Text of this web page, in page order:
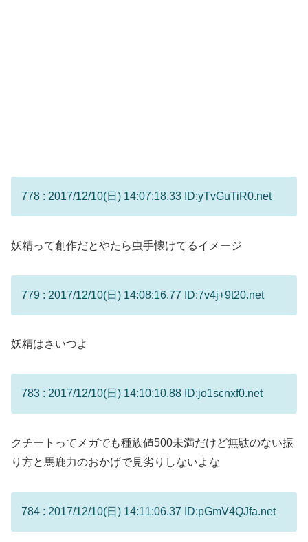
778 : 2017/12/10(日) 14:07:18.33 ID:yTvGuTiR0.net
妖精って創作だとやたら虫手懐けてるイメージ
779 : 2017/12/10(日) 14:08:16.77 ID:7v4j+9t20.net
妖精はさいつよ
783 : 2017/12/10(日) 14:10:10.88 ID:jo1scnxf0.net
クチートってメガでも種族値500未満だけど無駄のない振
り方と馬鹿力のおかげで見劣りしないよな
784 : 2017/12/10(日) 14:11:06.37 ID:pGmV4QJfa.net